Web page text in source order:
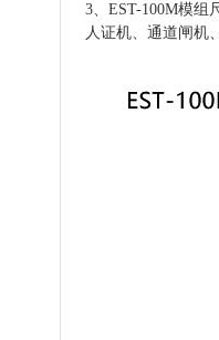
3、EST-100M模组
人证机、通道闸机